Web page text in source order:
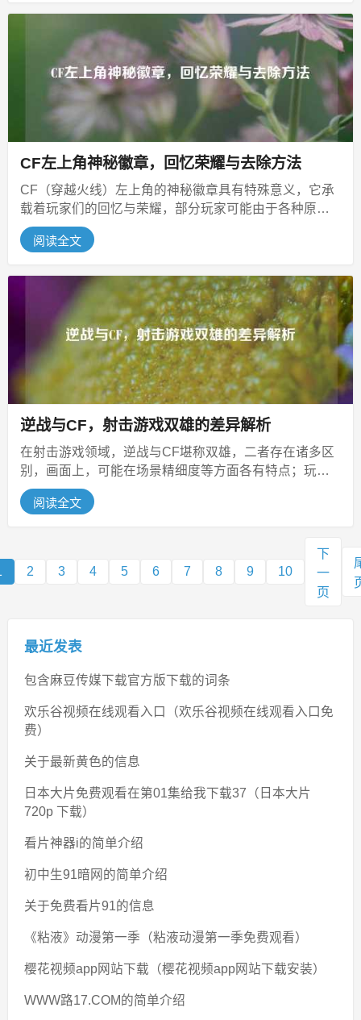
CF左上角神秘徽章，回忆荣耀与去除方法
CF（穿越火线）左上角的神秘徽章具有特殊意义，它承
载着玩家们的回忆与荣耀，部分玩家可能由于各种原因
想要去掉该徽章，但目前对于如何...
阅读全文
逆战与CF，射击游戏双雄的差异解析
在射击游戏领域，逆战与CF堪称双雄，二者存在诸多区
别，画面上，可能在场景精细度等方面各有特点；玩法
上，模式的丰富度和独特性有所不...
阅读全文
2 3 4 5 6 7 8 9 10
下
一
页
最近发表
包含麻豆传媒下载官方版下载的词条
欢乐谷视频在线观看入口（欢乐谷视频在线观看入口免
费）
关于最新黄色的信息
日本大片免费观看在第01集给我下载37（日本大片
720p 下载）
看片神器i的简单介绍
初中生91暗网的简单介绍
关于免费看片91的信息
《粘液》动漫第一季（粘液动漫第一季免费观看）
樱花视频app网站下载（樱花视频app网站下载安装）
WWW路17.COM的简单介绍